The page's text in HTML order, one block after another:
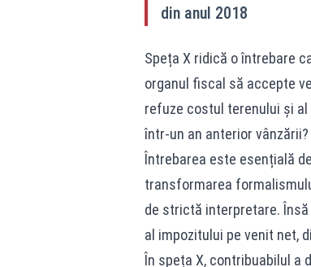
din anul 2018
Speța X ridică o întrebare
organul fiscal să accepte
refuze costul terenului și
într-un an anterior vânzării?
Întrebarea este esențială
transformarea
de strictă interpretare.
al impozitului pe venit net,
În speța X, contribuabilul a